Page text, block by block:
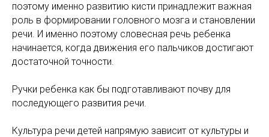
поэтому именно развитию кисти принадлежит важная
роль в формировании головного мозга и становлении
речи. И именно поэтому словесная речь ребенка
начинается, когда движения его пальчиков достигают
достаточной точности.
Ручки ребенка как бы подготавливают почву для
последующего развития речи.
Культура речи детей напрямую зависит от культуры и